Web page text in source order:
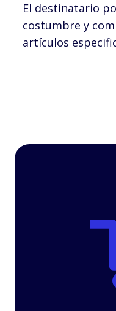
El destinatario
costumbre y
artículos